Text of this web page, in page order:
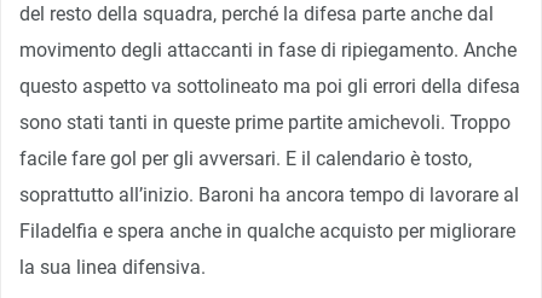
del resto della squadra, perché la difesa parte anche dal
movimento degli attaccanti in fase di ripiegamento. Anche
questo aspetto va sottolineato ma poi gli errori della difesa
sono stati tanti in queste prime partite amichevoli. Troppo
facile fare gol per gli avversari. E il calendario è tosto,
soprattutto all’inizio. Baroni ha ancora tempo di lavorare al
Filadelfia e spera anche in qualche acquisto per migliorare
la sua linea difensiva.